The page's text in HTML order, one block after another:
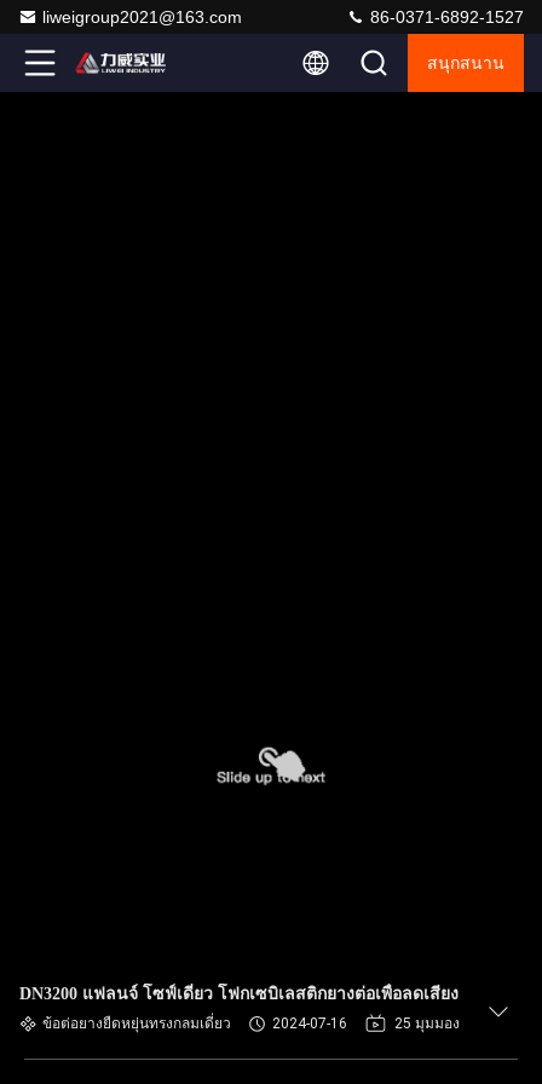
liweigroup2021@163.com 86-0371-6892-1527
สนุกสนาน
DN3200 แฟลนจ์ โซฟ์เดี่ยว โฟกเซบิเลสติกยางต่อเพื่อลดเสียง
ข้อต่อยางยืดหยุ่นทรงกลมเดี่ยว 2024-07-16 25 มุมมอง